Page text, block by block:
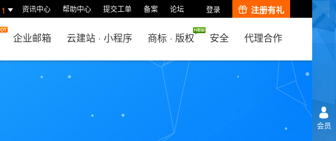
1 资讯中心 帮助中心 提交工单 备案 论坛 登录 注册有礼
企业邮箱 云建站 · 小程序 商标 · 版权 安全 代理合作
会员